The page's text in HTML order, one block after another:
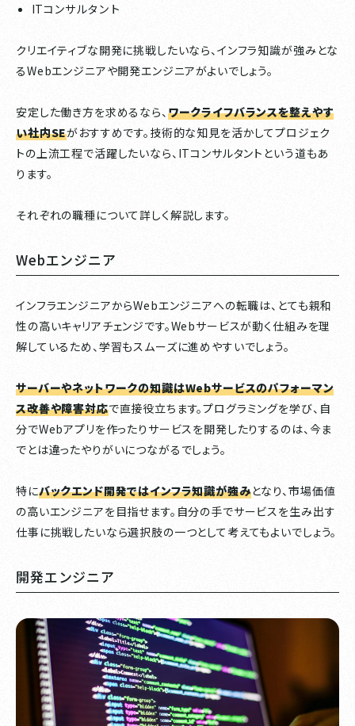
ITコンサルタント
クリエイティブな開発に挑戦したいなら、インフラ知識が強みとな
るWebエンジニアや開発エンジニアがよいでしょう。
安定した働き方を求めるなら、ワークライフバランスを整えやす
い社内SEがおすすめです。技術的な知見を活かしてプロジェク
トの上流工程で活躍したいなら、ITコンサルタントという道もあ
ります。
それぞれの職種について詳しく解説します。
Webエンジニア
インフラエンジニアからWebエンジニアへの転職は、とても親和
性の高いキャリアチェンジです。Webサービスが動く仕組みを理
解しているため、学習もスムーズに進めやすいでしょう。
サーバーやネットワークの知識はWebサービスのパフォーマン
ス改善や障害対応で直接役立ちます。プログラミングを学び、自
分でWebアプリを作ったりサービスを開発したりするのは、今ま
でとは違ったやりがいにつながるでしょう。
特にバックエンド開発ではインフラ知識が強みとなり、市場価値
の高いエンジニアを目指せます。自分の手でサービスを生み出す
仕事に挑戦したいなら選択肢の一つとして考えてもよいでしょう。
開発エンジニア